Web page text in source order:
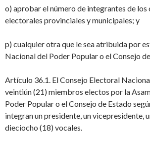
o) aprobar el número de integrantes de los
electorales provinciales y municipales; y
p) cualquier otra que le sea atribuida por
Nacional del Poder Popular o el Consejo
Artículo 36.1. El Consejo Electoral
veintiún (21) miembros electos por la
Poder Popular o el Consejo de Estado
integran un presidente, un vicepresidente,
dieciocho (18) vocales.